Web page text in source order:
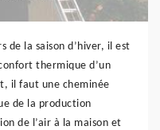
de la saison d’hiver, il est
thermique d’un
il faut une cheminée
de la production
de l’air à la maison et